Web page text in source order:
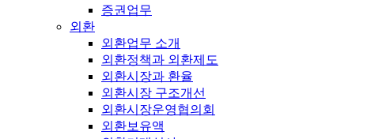
증권업무
외환
외환업무 소개
외환정책과 외환제도
외환시장과 환율
외환시장 구조개선
외환시장운영협의회
외환보유액